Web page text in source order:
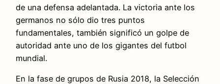
de una defensa adelantada. La victoria ante los
germanos no sólo dio tres puntos
fundamentales, también significó un golpe de
autoridad ante uno de los gigantes del futbol
mundial.
En la fase de grupos de Rusia 2018, la Selección